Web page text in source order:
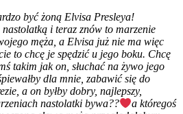
być żoną Elvisa Presleya!
nastolatką i teraz znów to marzenie
męża, a Elvisa już nie ma więc
to chcę je spędzić u jego boku. Chcę
takim jak on, słuchać na żywo jego
dla mnie, zabawić się do
a on byłby dobry, najlepszy,
nastolatki bywa??
a któregoś